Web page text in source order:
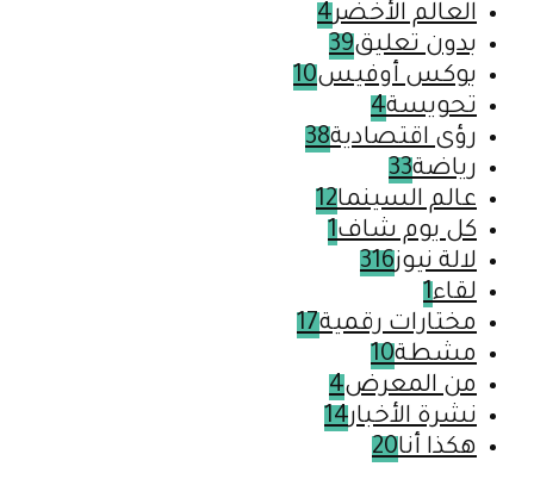
العالم الأخضر4
بدون تعليق39
بوكس أوفيس10
تحويسة4
رؤى اقتصادية38
رياضة33
عالم السينما12
كل يوم شاف1
لالة نيوز316
لقاء1
مختارات رقمية17
مشطة10
من المعرض4
نشرة الأخبار14
هكذا أنا20